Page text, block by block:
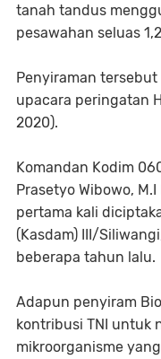
tanah tandus
pesawahan seluas
Penyiraman
upacara peringatan
2020).
Komandan Kodim
Prasetyo Wibowo,
pertama kali
(Kasdam) III/
beberapa tahun lalu.
Adapun penyiram
kontribusi TNI untuk
mikroorganisme